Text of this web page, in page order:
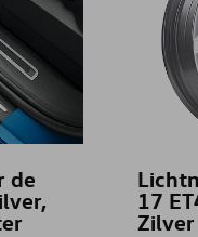
de
17
Zilver